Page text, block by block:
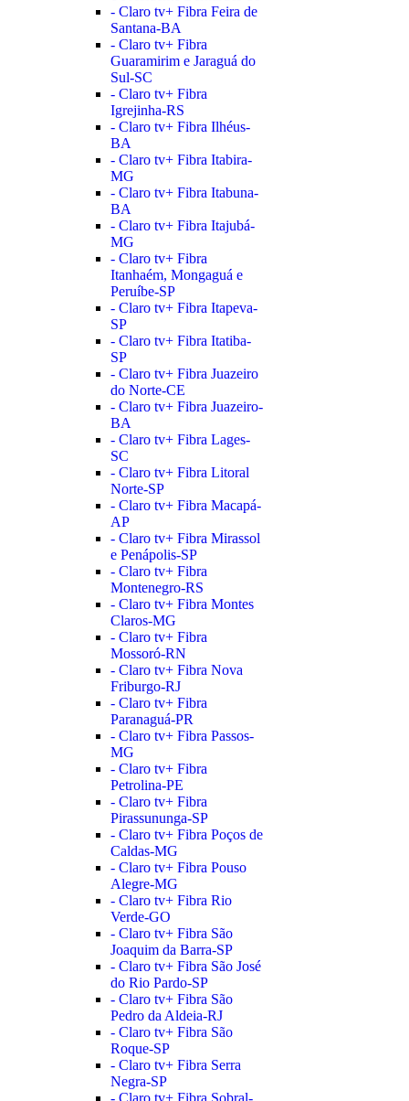
- Claro tv+ Fibra Feira de
Santana-BA
- Claro tv+ Fibra
Guaramirim e Jaraguá do
Sul-SC
- Claro tv+ Fibra
Igrejinha-RS
- Claro tv+ Fibra Ilhéus-
BA
- Claro tv+ Fibra Itabira-
MG
- Claro tv+ Fibra Itabuna-
BA
- Claro tv+ Fibra Itajubá-
MG
- Claro tv+ Fibra
Itanhaém, Mongaguá e
Peruíbe-SP
- Claro tv+ Fibra Itapeva-
SP
- Claro tv+ Fibra Itatiba-
SP
- Claro tv+ Fibra Juazeiro
do Norte-CE
- Claro tv+ Fibra Juazeiro-
BA
- Claro tv+ Fibra Lages-
SC
- Claro tv+ Fibra Litoral
Norte-SP
- Claro tv+ Fibra Macapá-
AP
- Claro tv+ Fibra Mirassol
e Penápolis-SP
- Claro tv+ Fibra
Montenegro-RS
- Claro tv+ Fibra Montes
Claros-MG
- Claro tv+ Fibra
Mossoró-RN
- Claro tv+ Fibra Nova
Friburgo-RJ
- Claro tv+ Fibra
Paranaguá-PR
- Claro tv+ Fibra Passos-
MG
- Claro tv+ Fibra
Petrolina-PE
- Claro tv+ Fibra
Pirassununga-SP
- Claro tv+ Fibra Poços de
Caldas-MG
- Claro tv+ Fibra Pouso
Alegre-MG
- Claro tv+ Fibra Rio
Verde-GO
- Claro tv+ Fibra São
Joaquim da Barra-SP
- Claro tv+ Fibra São José
do Rio Pardo-SP
- Claro tv+ Fibra São
Pedro da Aldeia-RJ
- Claro tv+ Fibra São
Roque-SP
- Claro tv+ Fibra Serra
Negra-SP
- Claro tv+ Fibra Sobral-